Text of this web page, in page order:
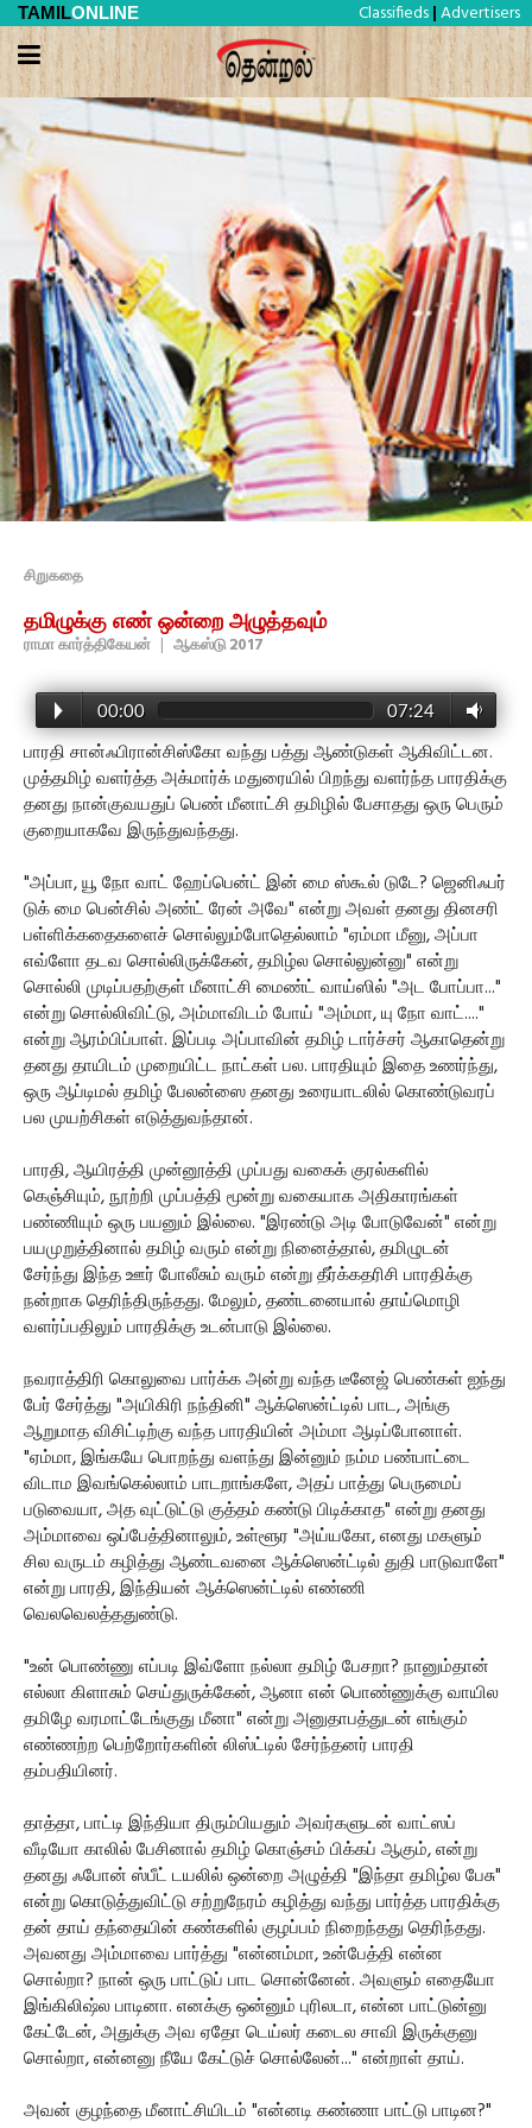
TAMILONLINE Classifieds | Advertisers
சிறுகதை
தமிழுக்கு எண் ஒன்றை அழுத்தவும்
ராமா கார்த்திகேயன் | ஆகஸ்டு 2017
00:00 07:24
பாரதி சான்ஃபிரான்சிஸ்கோ வந்து பத்து ஆண்டுகள் ஆகிவிட்டன.
முத்தமிழ் வளர்த்த அக்மார்க் மதுரையில் பிறந்து வளர்ந்த பாரதிக்கு
தனது நான்குவயதுப் பெண் மீனாட்சி தமிழில் பேசாதது ஒரு பெரும்
குறையாகவே இருந்துவந்தது.
"அப்பா, யூ நோ வாட் ஹேப்பென்ட் இன் மை ஸ்கூல் டுடே? ஜெனிஃபர்
டுக் மை பென்சில் அண்ட் ரேன் அவே" என்று அவள் தனது தினசரி
பள்ளிக்கதைகளைச் சொல்லும்போதெல்லாம் "ஏம்மா மீனு, அப்பா
எவ்ளோ தடவ சொல்லிருக்கேன், தமிழ்ல சொல்லுன்னு" என்று
சொல்லி முடிப்பதற்குள் மீனாட்சி மைண்ட் வாய்ஸில் "அட போப்பா..."
என்று சொல்லிவிட்டு, அம்மாவிடம் போய் "அம்மா, யு நோ வாட்...."
என்று ஆரம்பிப்பாள். இப்படி அப்பாவின் தமிழ் டார்ச்சர் ஆகாதென்று
தனது தாயிடம் முறையிட்ட நாட்கள் பல. பாரதியும் இதை உணர்ந்து,
ஒரு ஆப்டிமல் தமிழ் பேலன்ஸை தனது உரையாடலில் கொண்டுவரப்
பல முயற்சிகள் எடுத்துவந்தான்.
பாரதி, ஆயிரத்தி முன்னூத்தி முப்பது வகைக் குரல்களில்
கெஞ்சியும், நூற்றி முப்பத்தி மூன்று வகையாக அதிகாரங்கள்
பண்ணியும் ஒரு பயனும் இல்லை. "இரண்டு அடி போடுவேன்" என்று
பயமுறுத்தினால் தமிழ் வரும் என்று நினைத்தால், தமிழுடன்
சேர்ந்து இந்த ஊர் போலீசும் வரும் என்று தீர்க்கதரிசி பாரதிக்கு
நன்றாக தெரிந்திருந்தது. மேலும், தண்டனையால் தாய்மொழி
வளர்ப்பதிலும் பாரதிக்கு உடன்பாடு இல்லை.
நவராத்திரி கொலுவை பார்க்க அன்று வந்த டீனேஜ் பெண்கள் ஐந்து
பேர் சேர்த்து "அயிகிரி நந்தினி" ஆக்ஸென்ட்டில் பாட, அங்கு
ஆறுமாத விசிட்டிற்கு வந்த பாரதியின் அம்மா ஆடிப்போனாள்.
"ஏம்மா, இங்கயே பொறந்து வளந்து இன்னும் நம்ம பண்பாட்டை
விடாம இவங்கெல்லாம் பாடறாங்களே, அதப் பாத்து பெருமைப்
படுவையா, அத வுட்டுட்டு குத்தம் கண்டு பிடிக்காத" என்று தனது
அம்மாவை ஒப்பேத்தினாலும், உள்ளூர "அய்யகோ, எனது மகளும்
சில வருடம் கழித்து ஆண்டவனை ஆக்ஸென்ட்டில் துதி பாடுவாளே"
என்று பாரதி, இந்தியன் ஆக்ஸென்ட்டில் எண்ணி
வெலவெலத்ததுண்டு.
"உன் பொண்ணு எப்படி இவ்ளோ நல்லா தமிழ் பேசறா? நானும்தான்
எல்லா கிளாசும் செய்துருக்கேன், ஆனா என் பொண்ணுக்கு வாயில
தமிழே வரமாட்டேங்குது மீனா" என்று அனுதாபத்துடன் எங்கும்
எண்ணற்ற பெற்றோர்களின் லிஸ்ட்டில் சேர்ந்தனர் பாரதி
தம்பதியினர்.
தாத்தா, பாட்டி இந்தியா திரும்பியதும் அவர்களுடன் வாட்ஸப்
வீடியோ காலில் பேசினால் தமிழ் கொஞ்சம் பிக்கப் ஆகும், என்று
தனது ஃபோன் ஸ்பீட் டயலில் ஒன்றை அழுத்தி "இந்தா தமிழ்ல பேசு"
என்று கொடுத்துவிட்டு சற்றுநேரம் கழித்து வந்து பார்த்த பாரதிக்கு
தன் தாய் தந்தையின் கண்களில் குழப்பம் நிறைந்தது தெரிந்தது.
அவனது அம்மாவை பார்த்து "என்னம்மா, உன்பேத்தி என்ன
சொல்றா? நான் ஒரு பாட்டுப் பாட சொன்னேன். அவளும் எதையோ
இங்கிலிஷ்ல பாடினா. எனக்கு ஒன்னும் புரிலடா, என்ன பாட்டுன்னு
கேட்டேன், அதுக்கு அவ ஏதோ டெய்லர் கடைல சாவி இருக்குனு
சொல்றா, என்னனு நீயே கேட்டுச் சொல்லேன்..." என்றாள் தாய்.
அவன் குழந்தை மீனாட்சியிடம் "என்னடி கண்ணா பாட்டு பாடின?"